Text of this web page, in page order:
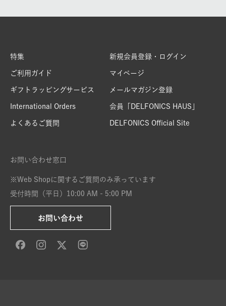
特集
ご利用ガイド
ギフトラッピングサービス
International Orders
よくあるご質問
新規会員登録・ログイン
マイページ
メールマガジン登録
会員「DELFONICS HAUS」
DELFONICS Official Site
お問い合わせ窓口
※Web Shopに関するご質問のみ承っています
受付時間（平日）10:00 AM - 5:00 PM
お問い合わせ